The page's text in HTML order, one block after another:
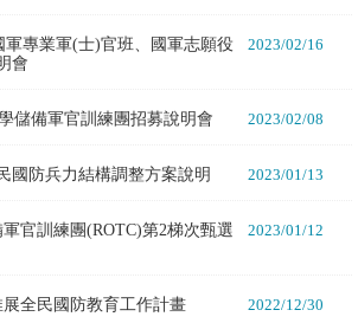
軍專業軍(士)官班、國軍志願役
會
2023/02/16
儲備軍官訓練團招募說明會 2023/02/08
國防兵力結構調整方案說明 2023/01/13
官訓練團(ROTC)第2梯次甄選
2023/01/12
展全民國防教育工作計畫 2022/12/30